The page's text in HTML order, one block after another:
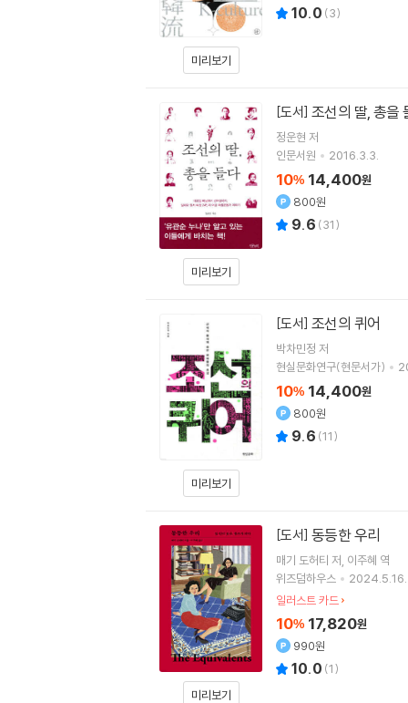
미리보기
10.0 (3)
미리보기
[도서] 조선의 딸, 총을
정운현 저
인문서원
2016.3.3.
10% 14,400원
800원
9.6 (31)
미리보기
[도서] 조선의 퀴어
박차민정 저
현실문화연구(현문서가)
10% 14,400원
800원
9.6 (11)
미리보기
[도서] 동등한 우리
매기 도허티 저 이주혜 역
위즈덤하우스
2024.5.16.
일러스트 카드
10% 17,820원
990원
10.0 (1)